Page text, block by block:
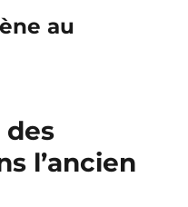
au
des
l’ancien